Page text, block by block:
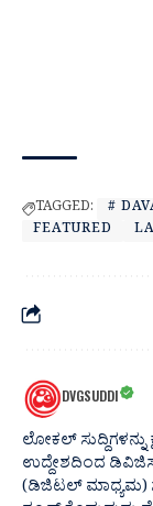
TAGGED: #
FEATURED
DVGSUDDI
ಲೋಕಲ್
ಉದ್ದೇಶದಿಂದ
(ಡಿಜಿಟಲ್ ಮಾಧ್ಯಮ)